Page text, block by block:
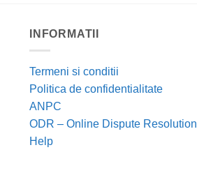
INFORMATII
Termeni si conditii
Politica de confidentialitate
ANPC
ODR – Online Dispute Resolution
Help